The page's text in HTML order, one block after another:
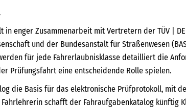
in enger Zusammenarbeit mit Vertretern der TÜV |
und der Bundesanstalt für Straßenwesen
für jede Fahrerlaubnisklasse detailliert die
Prüfungsfahrt eine entscheidende Rolle spielen.
die Basis für das elektronische Prüfprotokoll, mit
schafft der Fahraufgabenkatalog